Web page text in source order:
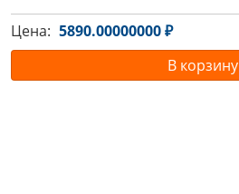
Цена: 5890.00000000 ₽
В корзину